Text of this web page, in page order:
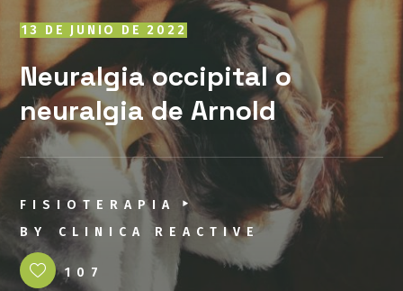
13 DE JUNIO DE 2022
Neuralgia occipital o
neuralgia de Arnold
FISIOTERAPIA
BY
CLINICA REACTIVE
107